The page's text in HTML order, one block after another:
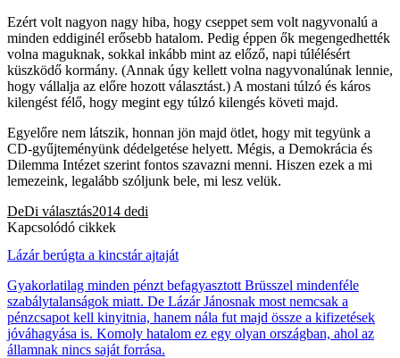
Ezért volt nagyon nagy hiba, hogy cseppet sem volt nagyvonalú a
minden eddiginél erősebb hatalom. Pedig éppen ők megengedhették
volna maguknak, sokkal inkább mint az előző, napi túlélésért
küszködő kormány. (Annak úgy kellett volna nagyvonalúnak lennie,
hogy vállalja az előre hozott választást.) A mostani túlzó és káros
kilengést félő, hogy megint egy túlzó kilengés követi majd.
Egyelőre nem látszik, honnan jön majd ötlet, hogy mit tegyünk a
CD-gyűjteményünk dédelgetése helyett. Mégis, a Demokrácia és
Dilemma Intézet szerint fontos szavazni menni. Hiszen ezek a mi
lemezeink, legalább szóljunk bele, mi lesz velük.
DeDi választás2014 dedi
Kapcsolódó cikkek
Lázár berúgta a kincstár ajtaját
Gyakorlatilag minden pénzt befagyasztott Brüsszel mindenféle
szabálytalanságok miatt. De Lázár Jánosnak most nemcsak a
pénzcsapot kell kinyitnia, hanem nála fut majd össze a kifizetések
jóváhagyása is. Komoly hatalom ez egy olyan országban, ahol az
államnak nincs saját forrása.